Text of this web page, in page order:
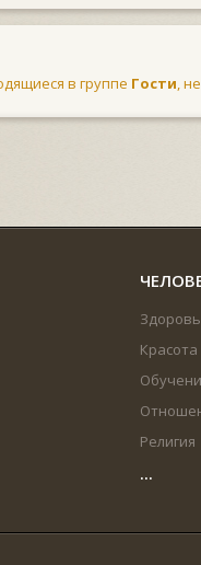
в группе Гости,
Красота
Религия
...